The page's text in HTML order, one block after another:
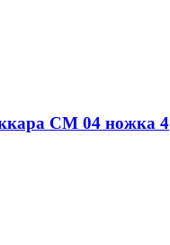
СМ 04 ножка 4